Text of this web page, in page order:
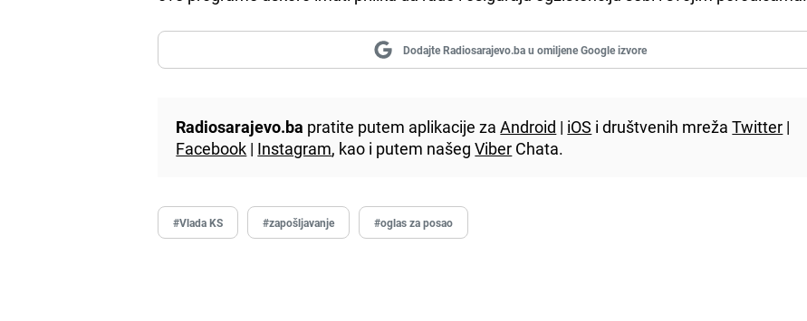
Dodajte Radiosarajevo.ba u omiljene Google izvore
Radiosarajevo.ba pratite putem aplikacije zaAndroid | iOS i društvenih mrežaTwitter |
Facebook | Instagram, kao i putem našegViber Chata.
#Vlada KS #zapošljavanje #oglas za posao